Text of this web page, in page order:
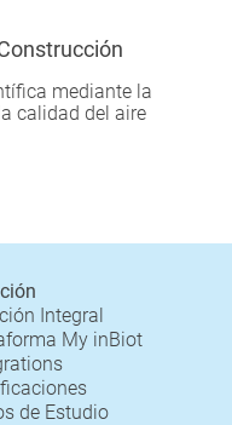
mediante la
calidad del aire
Integral
My inBiot
de Estudio